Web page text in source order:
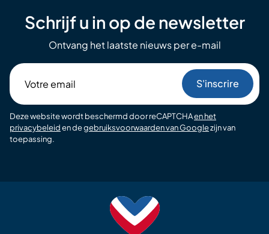
Schrijf u in op de newsletter
Ontvang het laatste nieuws per e-mail
email
Deze website wordt beschermd door reCAPTCHAen het
privacybeleiden degebruiksvoorwaarden van Googlezijn van
toepassing.